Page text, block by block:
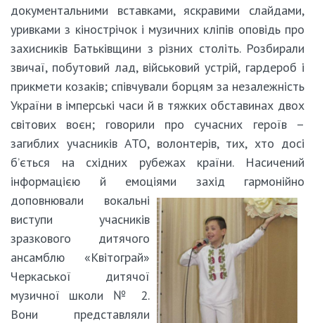
документальними вставками, яскравими слайдами,
уривками з кінострічок і музичних кліпів оповідь про
захисників Батьківщини з різних століть. Розбирали
звичаї, побутовий лад, військовий устрій, гардероб і
прикмети козаків; співчували борцям за незалежність
України в імперські часи й в тяжких обставинах двох
світових воєн; говорили про сучасних героїв –
загиблих учасників АТО, волонтерів, тих, хто досі
б’ється на східних рубежах країни. Насичений
інформацією й емоціями захід гармонійно
доповнювали вокальні
виступи учасників
зразкового дитячого
ансамблю «Квітограй»
Черкаської дитячої
музичної школи № 2.
Вони представляли